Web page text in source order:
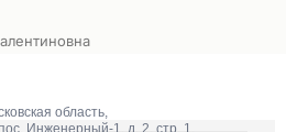
область,
Инженерный-1, д. 2, стр. 1,